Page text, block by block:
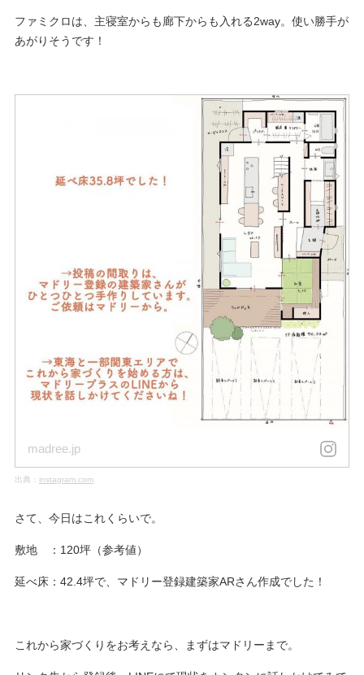
ファミクロは、主寝室からも廊下からも入れる2way。使い勝手が
あがりそうです！
madree.jp
出典： instagram.com
さて、今日はこれくらいで。
敷地 ：120坪（参考値）
延べ床：42.4坪で、マドリー登録建築家ARさん作成でした！
これから家づくりをお考えなら、まずはマドリーまで。